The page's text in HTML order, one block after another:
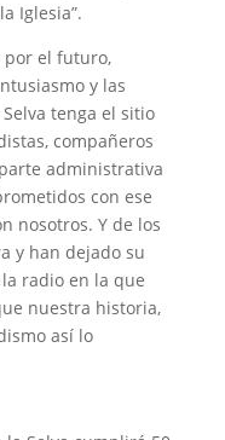
Iglesia”.
por el futuro,
y las
tenga el sitio
compañeros
administrativa
con ese
nosotros. Y de los
y han dejado su
radio en la que
nuestra historia,
así lo